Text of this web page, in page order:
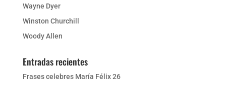
Wayne Dyer
Winston Churchill
Woody Allen
Entradas recientes
Frases celebres María Félix 26